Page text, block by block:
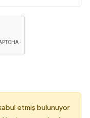
etmiş bulunuyor